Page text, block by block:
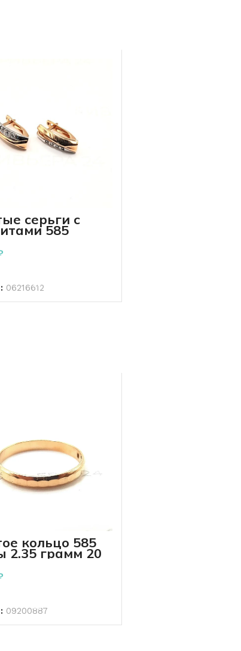
серьги с
585
2.54 грамм
06216612
кольцо 585
2.35 грамм 20
09200887